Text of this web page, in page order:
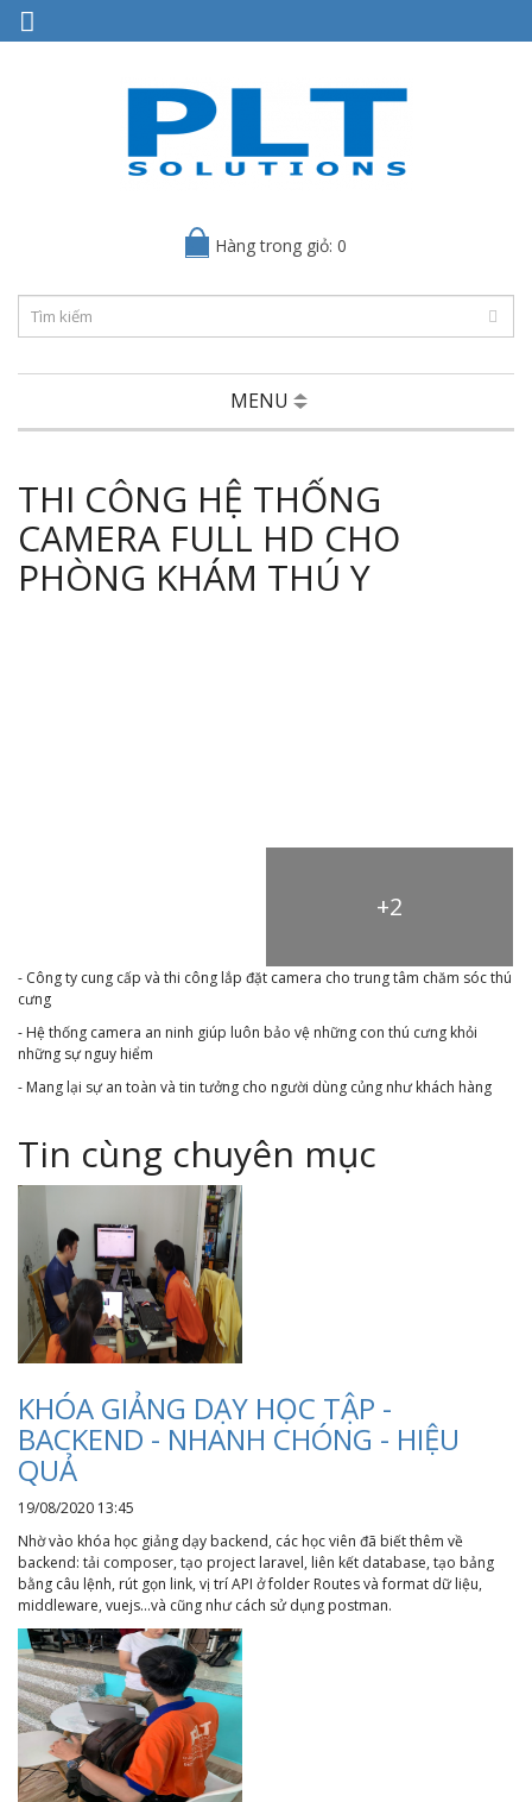
Hàng trong giỏ: 0
MENU
THI CÔNG HỆ THỐNG
CAMERA FULL HD CHO
PHÒNG KHÁM THÚ Y
+2
- Công ty cung cấp và thi công lắp đặt camera cho trung tâm chăm sóc thú
cưng
- Hệ thống camera an ninh giúp luôn bảo vệ những con thú cưng khỏi
những sự nguy hiểm
- Mang lại sự an toàn và tin tưởng cho người dùng củng như khách hàng
Tin cùng chuyên mục
KHÓA GIẢNG DẠY HỌC TẬP -
BACKEND - NHANH CHÓNG - HIỆU
QUẢ
19/08/2020 13:45
Nhờ vào khóa học giảng dạy backend, các học viên đã biết thêm về
backend: tải composer, tạo project laravel, liên kết database, tạo bảng
bằng câu lệnh, rút gọn link, vị trí API ở folder Routes và format dữ liệu,
middleware, vuejs...và cũng như cách sử dụng postman.